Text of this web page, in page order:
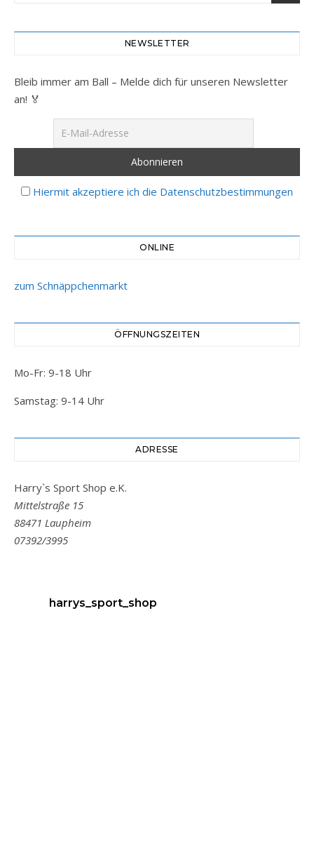
NEWSLETTER
Bleib immer am Ball – Melde dich für unseren Newsletter
an! 🏅
Hiermit akzeptiere ich die Datenschutzbestimmungen
ONLINE
zum Schnäppchenmarkt
ÖFFNUNGSZEITEN
Mo-Fr: 9-18 Uhr
Samstag: 9-14 Uhr
ADRESSE
Harry`s Sport Shop e.K.
Mittelstraße 15
88471 Laupheim
07392/3995
harrys_sport_shop